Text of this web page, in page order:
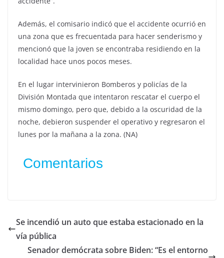
Además, el comisario indicó que el accidente ocurrió en
una zona que es frecuentada para hacer senderismo y
mencionó que la joven se encontraba residiendo en la
localidad hace unos pocos meses.
En el lugar intervinieron Bomberos y policías de la
División Montada que intentaron rescatar el cuerpo el
mismo domingo, pero que, debido a la oscuridad de la
noche, debieron suspender el operativo y regresaron el
lunes por la mañana a la zona. (NA)
Comentarios
Se incendió un auto que estaba estacionado en la
vía pública
Senador demócrata sobre Biden: “Es el entorno